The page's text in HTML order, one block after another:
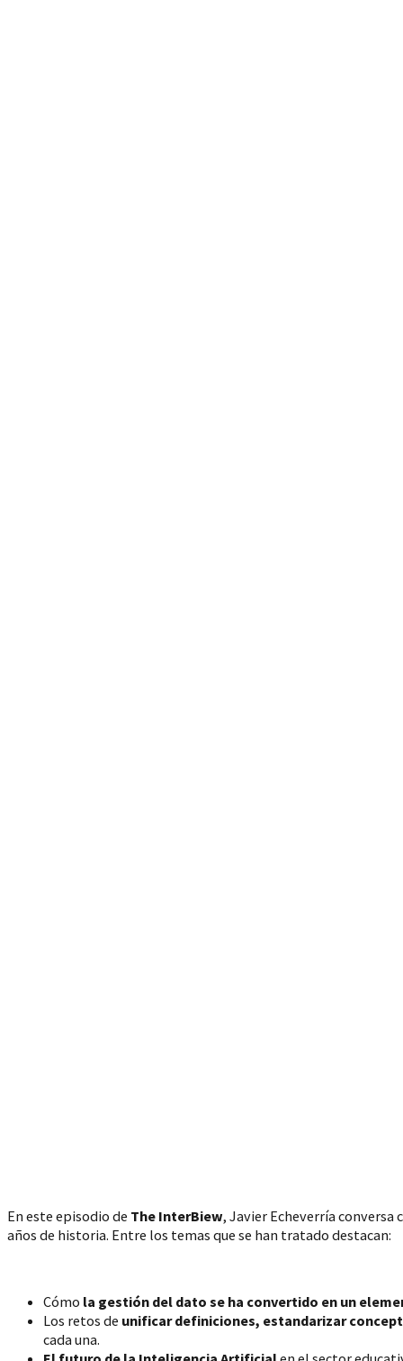
En este episodio de The InterBiew, Javier Echeverría conversa
años de historia. Entre los temas que se han tratado destacan:
Cómo la gestión del dato se ha convertido en un
Los retos de unificar definiciones, estandarizar
cada una.